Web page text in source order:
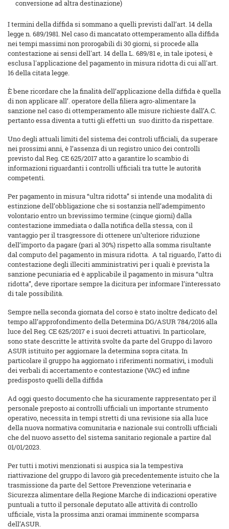
conversione ad altra destinazione)
I termini della diffida si sommano a quelli previsti dall’art. 14 della
legge n. 689/1981. Nel caso di mancatato ottemperamento alla diffida
nei tempi massimi non prorogabili di 30 giorni, si procede alla
contestazione ai sensi dell'art. 14 della L. 689/81 e, in tale ipotesi, è
esclusa l'applicazione del pagamento in misura ridotta di cui all'art.
16 della citata legge.
È bene ricordare che la finalità dell’applicazione della diffida è quella
di non applicare all’. operatore della filiera agro-alimentare la
sanzione nel caso di ottemperamento alle misure richieste dall’A.C.
pertanto essa diventa a tutti gli effetti un suo diritto da rispettare.
Uno degli attuali limiti del sistema dei controli ufficiali, da superare
nei prossimi anni, è l’assenza di un registro unico dei controlli
previsto dal Reg. CE 625/2017 atto a garantire lo scambio di
informazioni riguardanti i controlli ufficiali tra tutte le autorità
competenti.
Per pagamento in misura “ultra ridotta” si intende una modalità di
estinzione dell’obbligazione che si sostanzia nell’adempimento
volontario entro un brevissimo termine (cinque giorni) dalla
contestazione immediata o dalla notifica della stessa, con il
vantaggio per il trasgressore di ottenere un’ulteriore riduzione
dell’importo da pagare (pari al 30%) rispetto alla somma risultante
dal computo del pagamento in misura ridotta. A tal riguardo, l’atto di
contestazione degli illeciti amministrativi per i quali è prevista la
sanzione pecuniaria ed è applicabile il pagamento in misura “ultra
ridotta”, deve riportare sempre la dicitura per informare l’interessato
di tale possibilità.
Sempre nella seconda giornata del corso è stato inoltre dedicato del
tempo all’approfondimento della Determina DG/ASUR 784/2016 alla
luce del Reg. CE 625/2017 e i suoi decreti attuativi. In particolare,
sono state descritte le attività svolte da parte del Gruppo di lavoro
ASUR istituito per aggiornare la determina sopra citata. In
particolare il gruppo ha aggiornato i riferimenti normativi, i moduli
dei verbali di accertamento e contestazione (VAC) ed infine
predisposto quelli della diffida
Ad oggi questo documento che ha sicuramente rappresentato per il
personale preposto ai controlli ufficiali un importante strumento
operativo, necessita in tempi stretti di una revisione sia alla luce
della nuova normativa comunitaria e nazionale sui controlli ufficiali
che del nuovo assetto del sistema sanitario regionale a partire dal
01/01/2023.
Per tutti i motivi menzionati si auspica sia la tempestiva
riattivazione del gruppo di lavoro già precedentemente istuito che la
trasmissione da parte del Settore Prevenzione veterinaria e
Sicurezza alimentare della Regione Marche di indicazioni operative
puntuali a tutto il personale deputato alle attività di controllo
ufficiale, vista la prossima anzi oramai imminente scomparsa
dell’ASUR.